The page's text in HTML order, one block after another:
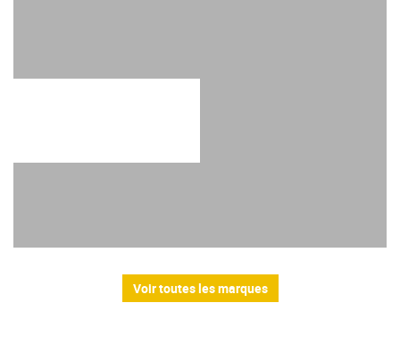
Voir toutes les marques